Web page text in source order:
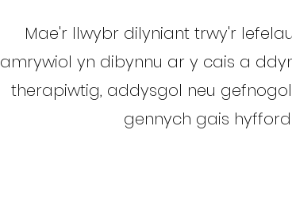
Mae'r llwybr dilyniant trwy'r
amrywiol yn dibynnu ar y cais a
therapiwtig, addysgol neu
gennych gais